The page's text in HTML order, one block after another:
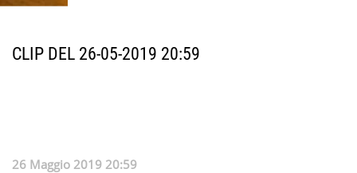
CLIP DEL 26-05-2019 20:59
26 Maggio 2019 20:59